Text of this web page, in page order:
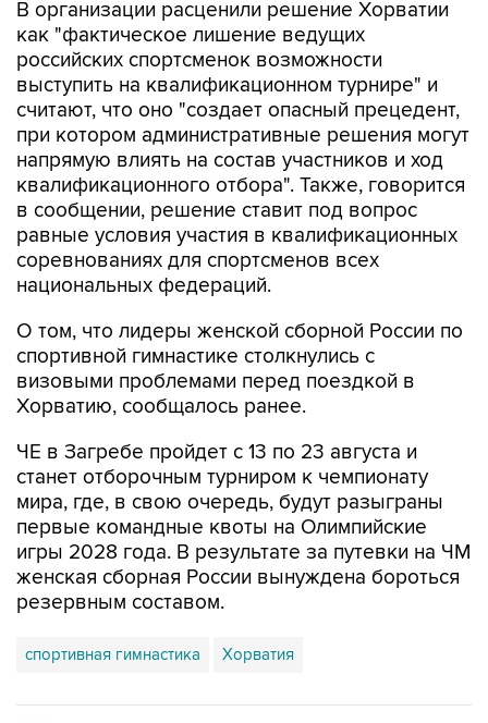
В организации расценили решение Хорватии
как "фактическое лишение ведущих
российских спортсменок возможности
выступить на квалификационном турнире" и
считают, что оно "создает опасный прецедент,
при котором административные решения могут
напрямую влиять на состав участников и ход
квалификационного отбора". Также, говорится
в сообщении, решение ставит под вопрос
равные условия участия в квалификационных
соревнованиях для спортсменов всех
национальных федераций.
О том, что лидеры женской сборной России по
спортивной гимнастике столкнулись с
визовыми проблемами перед поездкой в
Хорватию, сообщалось ранее.
ЧЕ в Загребе пройдет с 13 по 23 августа и
станет отборочным турниром к чемпионату
мира, где, в свою очередь, будут разыграны
первые командные квоты на Олимпийские
игры 2028 года. В результате за путевки на ЧМ
женская сборная России вынуждена бороться
резервным составом.
спортивная гимнастика Хорватия